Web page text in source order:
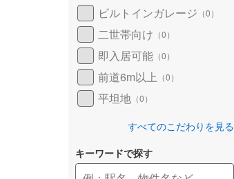
ビルトインガレージ （0）
二世帯向け （0）
即入居可能 （0）
前道6m以上 （0）
平坦地 （0）
すべてのこだわりを見る
キーワードで探す